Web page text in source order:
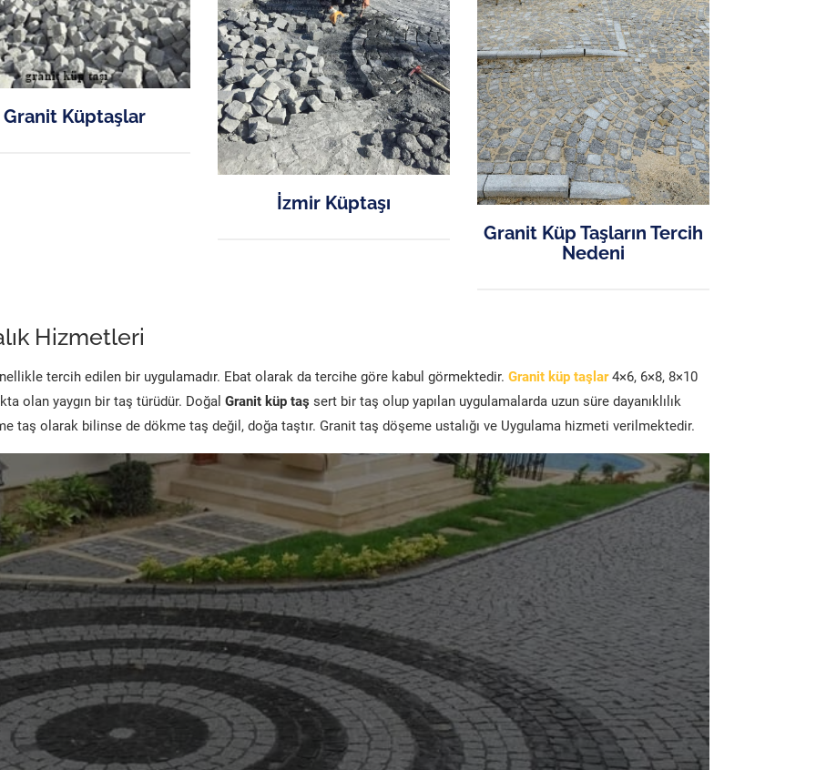
Granit Küptaşlar
İzmir Küptaşı
Granit Küp Taşların Tercih
Nedeni
Hizmetleri
tercih edilen bir uygulamadır. Ebat olarak da tercihe göre kabul görmektedir. Granit küp taşlar 4×6, 6×8, 8×10
olan yaygın bir taş türüdür. Doğal Granit küp taş sert bir taş olup yapılan uygulamalarda uzun süre dayanıklılık
taş olarak bilinse de dökme taş değil, doğa taştır. Granit taş döşeme ustalığı ve Uygulama hizmeti verilmektedir.